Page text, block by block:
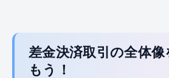
差金決済取引の全体
もう！